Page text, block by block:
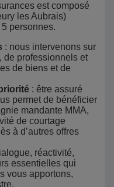
est composé
les Aubrais)
personnes.
: nous intervenons sur
de professionnels et
de biens et de
: être assuré
permet de bénéficier
mandante MMA,
de courtage
à d’autres offres
réactivité,
essentielles qui
vous apportons,